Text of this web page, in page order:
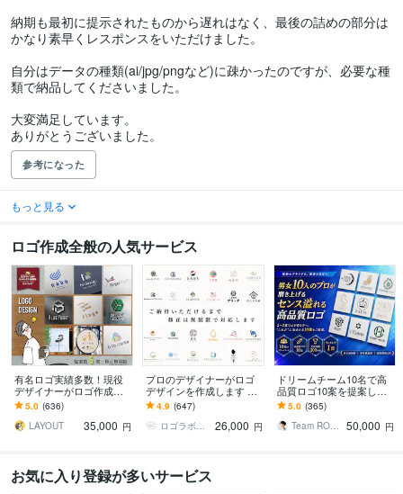
納期も最初に提示されたものから遅れはなく、最後の詰めの部分は
かなり素早くレスポンスをいただけました。
自分はデータの種類(ai/jpg/pngなど)に疎かったのですが、必要な種
類で納品してくださいました。
大変満足しています。
ありがとうございました。
参考になった
もっと見る
ロゴ作成全般の人気サービス
有名ロゴ実績多数！現役
デザイナーがロゴ作成し
ます 5案でご提案・修正無
制限・著作権譲渡・用途
別アドバイス対応
5.0 (636)
LAYOUT
35,000 円
プロのデザイナーがロゴ
デザインを作成します ご
納得いただけなければ料
金は頂きません｜デザイ
ンの丸投げOK
4.9 (647)
ロゴラボ｜企業・店舗特化型デザイン事務所
26,000 円
ドリームチーム10名で高
品質ロゴ10案を提案しま
す 2～3案では不安な方向
け！選べないレベルの10
案をあなたへ！
5.0 (365)
Team ROGOS
50,000 円
お気に入り登録が多いサービス